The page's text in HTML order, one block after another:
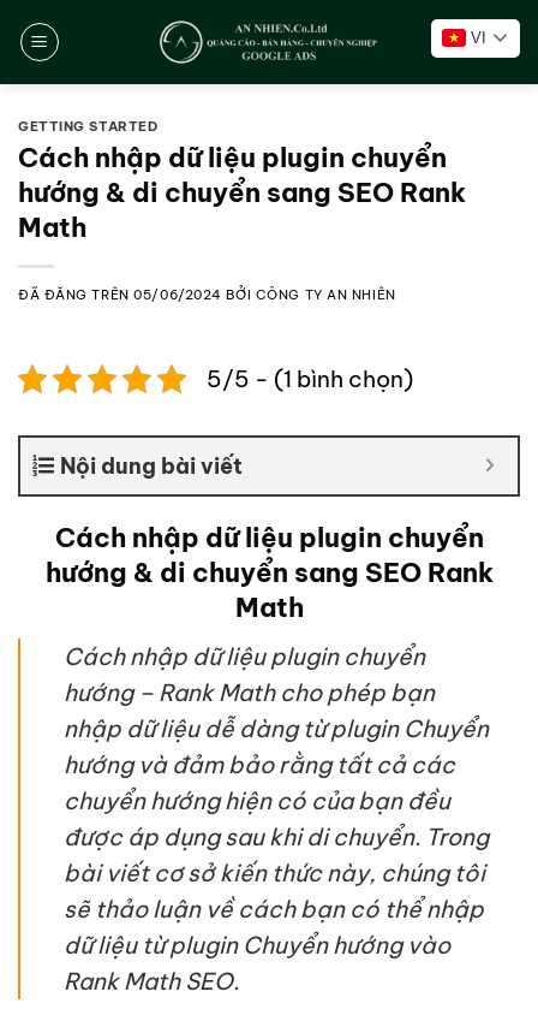
đến
VI
GETTING STARTED
Cách nhập dữ liệu plugin chuyển
hướng & di chuyển sang SEO Rank
Math
ĐÃ ĐĂNG TRÊN05/06/2024 BỞI CÔNG TY AN NHIÊN
5/5 - (1 bình chọn)
Nội dung bài viết
Cách nhập dữ liệu plugin chuyển
hướng & di chuyển sang SEO Rank
Math
Cách nhập dữ liệu plugin chuyển
hướng – Rank Math cho phép bạn
nhập dữ liệu dễ dàng từ plugin Chuyển
hướng và đảm bảo rằng tất cả các
chuyển hướng hiện có của bạn đều
được áp dụng sau khi di chuyển. Trong
bài viết cơ sở kiến ​​thức này, chúng tôi
sẽ thảo luận về cách bạn có thể nhập
dữ liệu từ plugin Chuyển hướng vào
Rank Math SEO.